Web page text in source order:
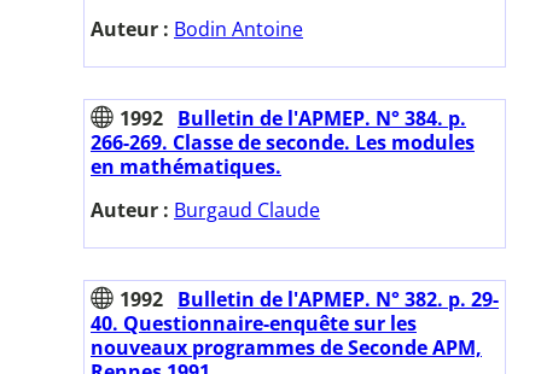
Auteur : Bodin Antoine
1992 Bulletin de l'APMEP. N° 384. p.
266-269. Classe de seconde. Les modules
en mathématiques.
Auteur : Burgaud Claude
1992 Bulletin de l'APMEP. N° 382. p. 29-
40. Questionnaire-enquête sur les
nouveaux programmes de Seconde APM,